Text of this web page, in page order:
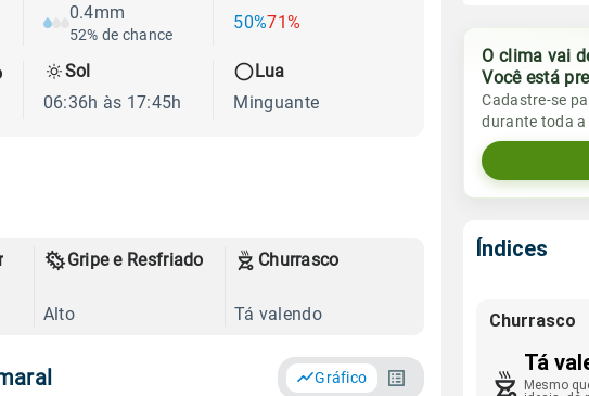
0.4mm
52% de chance
50%71%
Sol
06:36h às 17:45h
Lua
Minguante
Gripe e Resfriado
Alto
Churrasco
Tá valendo
Gráfico
O clima vai
Você está
Cadastre-se
durante toda
Índices
Churrasco
Tá
Mesmo